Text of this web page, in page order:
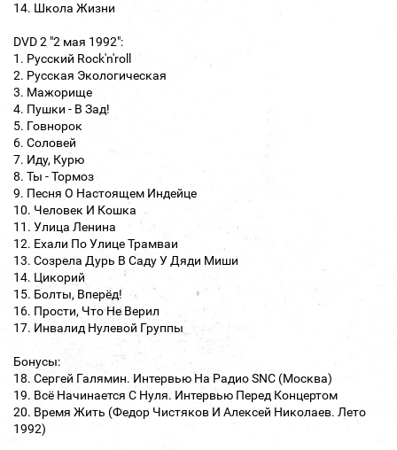
14. Школа Жизни
DVD 2 "2 мая 1992":
1. Русский Rock'n'roll
2. Русская Экологическая
3. Мажорище
4. Пушки - В Зад!
5. Говнорок
6. Соловей
7. Иду, Курю
8. Ты - Тормоз
9. Песня О Настоящем Индейце
10. Человек И Кошка
11. Улица Ленина
12. Ехали По Улице Трамваи
13. Созрела Дурь В Саду У Дяди Миши
14. Цикорий
15. Болты, Вперёд!
16. Прости, Что Не Верил
17. Инвалид Нулевой Группы
Бонусы:
18. Сергей Галямин. Интервью На Радио SNC (Москва)
19. Всё Начинается С Нуля. Интервью Перед Концертом
20. Время Жить (Федор Чистяков И Алексей Николаев. Лето
1992)